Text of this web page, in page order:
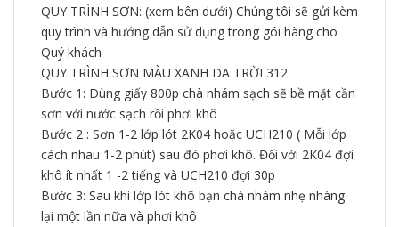
QUY TRÌNH SƠN: (xem bên dưới) Chúng tôi sẽ gửi kèm
quy trình và hướng dẫn sử dụng trong gói hàng cho
Quý khách
QUY TRÌNH SƠN MÀU XANH DA TRỜI 312
Bước 1: Dùng giấy 800p chà nhám sạch sẽ bề mặt cần
sơn với nước sạch rồi phơi khô
Bước 2 : Sơn 1-2 lớp lót 2K04 hoặc UCH210 ( Mỗi lớp
cách nhau 1-2 phút) sau đó phơi khô. Đối với 2K04 đợi
khô ít nhất 1 -2 tiếng và UCH210 đợi 30p
Bước 3: Sau khi lớp lót khô bạn chà nhám nhẹ nhàng
lại một lần nữa và phơi khô